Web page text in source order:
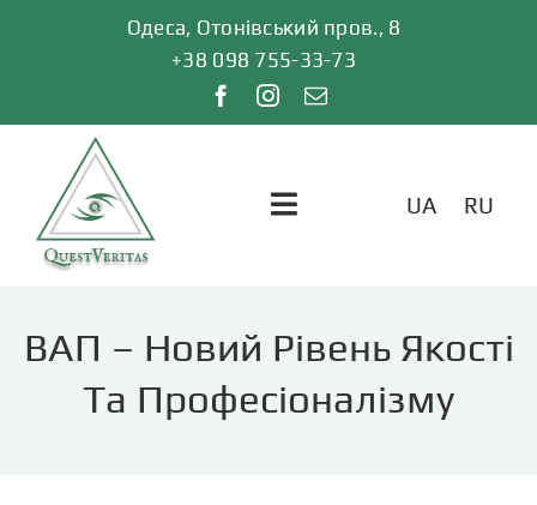
Одеса, Отонівський пров., 8
+38 098 755-33-73
Toggle
ПОСЛУГИ
UA RU
ВАП – Новий Рівень Якості
Та Професіоналізму